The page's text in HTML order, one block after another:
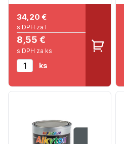
34,20 €
s DPH za l
8,55 €
s DPH za ks
ks